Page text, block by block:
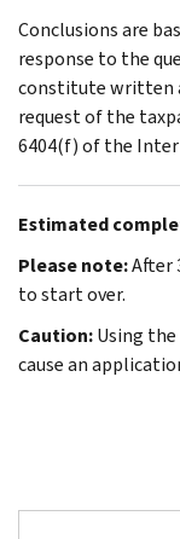
Conclusions are
response to the
constitute written
request of the
6404(f) of the
Estimated
Please note:After
to start over.
Caution:Using
cause an